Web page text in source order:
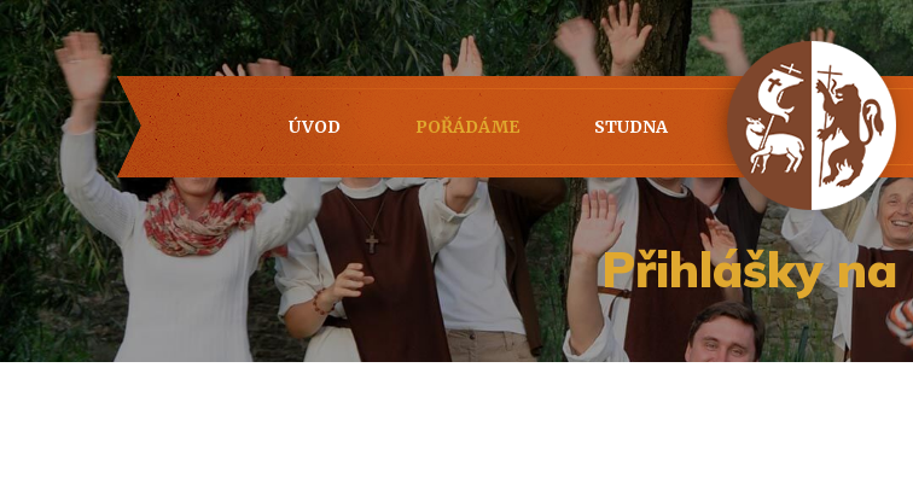
ÚVOD POŘÁDÁME STUDNA
Přihlášky na